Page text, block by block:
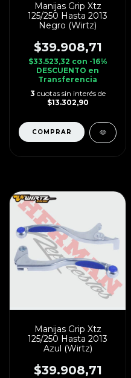
Manijas Grip Xtz
125/250 Hasta 2013
Negro (Wirtz)
$39.908,71
$33.523,32 con -16%
DESCUENTO en
Transferencia
3 cuotas sin interés de
$13.302,90
Manijas Grip Xtz
125/250 Hasta 2013
Azul (Wirtz)
$39.908,71